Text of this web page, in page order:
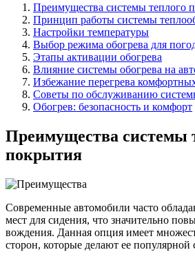
Преимущества системы теплого
Принцип работы системы
Настройки температуры
Выбор режима обогрева для
Этапы активации обогрева
Влияние системы обогрева на
Избежание перегрева
Советы по обслуживанию
Обогрев: безопасность и комфорт
Преимущества системы
покрытия
Современные автомобили часто
мест для сидения, что значительно
вождения. Данная опция имеет
сторон, которые делают ее популярной